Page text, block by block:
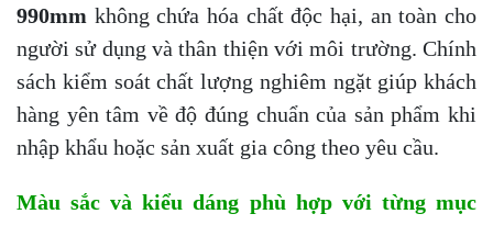
990mm không chứa hóa chất độc hại, an toàn cho
người sử dụng và thân thiện với môi trường. Chính
sách kiểm soát chất lượng nghiêm ngặt giúp khách
hàng yên tâm về độ đúng chuẩn của sản phẩm khi
nhập khẩu hoặc sản xuất gia công theo yêu cầu.
Màu sắc và kiểu dáng phù hợp với từng mục